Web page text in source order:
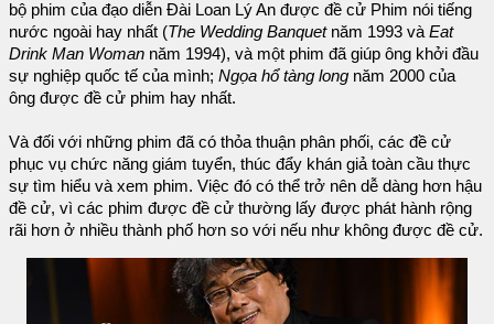
bộ phim của đạo diễn Đài Loan Lý An được đề cử Phim nói tiếng
nước ngoài hay nhất (The Wedding Banquet năm 1993 vàEat
Drink Man Woman năm 1994), và một phim đã giúp ông khởi đầu
sự nghiệp quốc tế của mình; Ngọa hổ tàng long năm 2000 của
ông được đề cử phim hay nhất.
Và đối với những phim đã có thỏa thuận phân phối, các đề cử
phục vụ chức năng giám tuyển, thúc đẩy khán giả toàn cầu thực
sự tìm hiểu và xem phim. Việc đó có thể trở nên dễ dàng hơn hậu
đề cử, vì các phim được đề cử thường lấy được phát hành rộng
rãi hơn ở nhiều thành phố hơn so với nếu như không được đề cử.